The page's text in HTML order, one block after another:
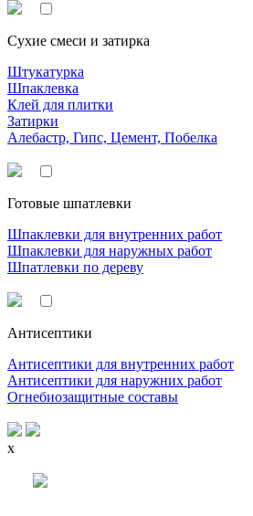
Сухие смеси и затирка
Штукатурка
Шпаклевка
Клей для плитки
Затирки
Алебастр, Гипс, Цемент, Побелка
Готовые шпатлевки
Шпаклевки для внутренних работ
Шпаклевки для наружных работ
Шпатлевки по дереву
Антисептики
Антисептики для внутренних работ
Антисептики для наружних работ
Огнебиозащитные составы
x